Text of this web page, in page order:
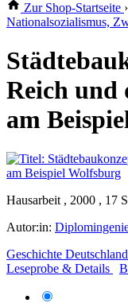
Zur Shop-Startseite ›
Nationalsozialismus,
Reich und
am
Hausarbeit , 2000 , 17
Autor:in:
Geschichte
Leseprobe & Details